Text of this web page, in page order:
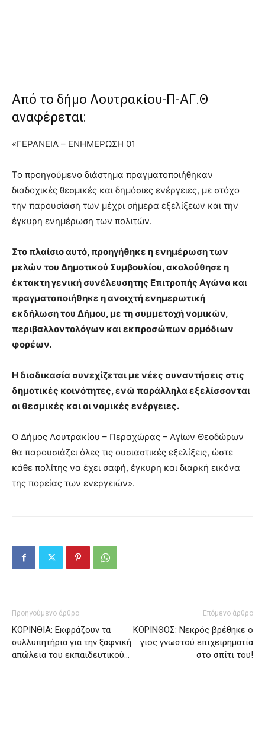
Από το δήμο Λουτρακίου-Π-ΑΓ.Θ
αναφέρεται:
«ΓΕΡΑΝΕΙΑ – ΕΝΗΜΕΡΩΣΗ 01
Το προηγούμενο διάστημα πραγματοποιήθηκαν
διαδοχικές θεσμικές και δημόσιες ενέργειες, με στόχο
την παρουσίαση των μέχρι σήμερα εξελίξεων και την
έγκυρη ενημέρωση των πολιτών.
Στο πλαίσιο αυτό, προηγήθηκε η ενημέρωση των
μελών του Δημοτικού Συμβουλίου, ακολούθησε η
έκτακτη γενική συνέλευσητης Επιτροπής Αγώνα και
πραγματοποιήθηκε η ανοιχτή ενημερωτική
εκδήλωση του Δήμου, με τη συμμετοχή νομικών,
περιβαλλοντολόγων και εκπροσώπων αρμόδιων
φορέων.
Η διαδικασία συνεχίζεται με νέες συναντήσεις στις
δημοτικές κοινότητες, ενώ παράλληλα εξελίσσονται
οι θεσμικές και οι νομικές ενέργειες.
Ο Δήμος Λουτρακίου – Περαχώρας – Αγίων Θεοδώρων
θα παρουσιάζει όλες τις ουσιαστικές εξελίξεις, ώστε
κάθε πολίτης να έχει σαφή, έγκυρη και διαρκή εικόνα
της πορείας των ενεργειών».
Προηγούμενο άρθρο
ΚΟΡΙΝΘΙΑ: Εκφράζουν τα
συλλυπητήρια για την ξαφνική
απώλεια του εκπαιδευτικού…
Επόμενο άρθρο
ΚΟΡΙΝΘΟΣ: Νεκρός βρέθηκε ο
γιος γνωστού επιχειρηματία
στο σπίτι του!